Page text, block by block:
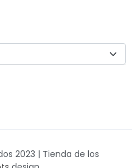
2023 | Tienda de los